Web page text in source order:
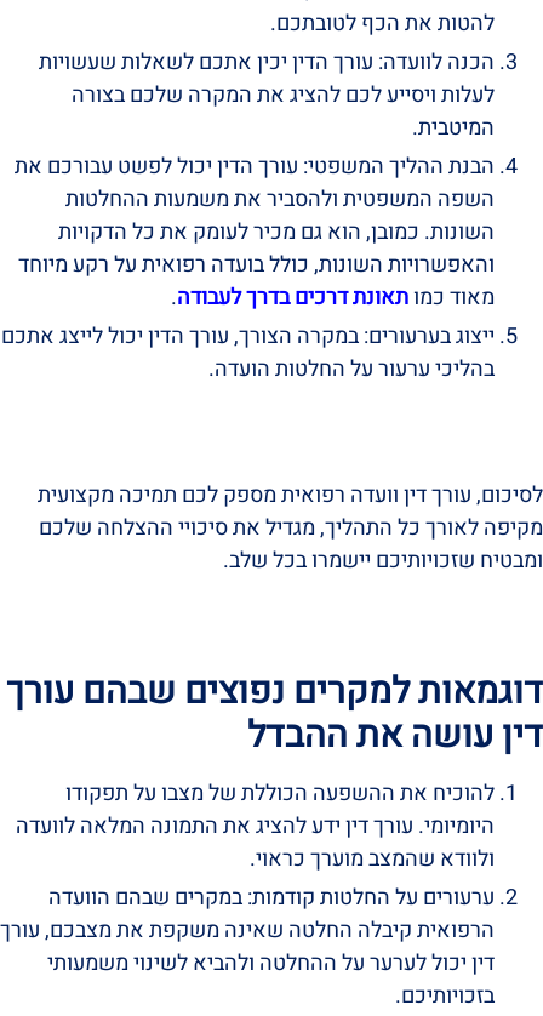
להטות את הכף לטובתכם.
הכנה לוועדה: עורך הדין יכין אתכם לשאלות שעשויות
לעלות ויסייע לכם להציג את המקרה שלכם בצורה
המיטבית.
הבנת ההליך המשפטי: עורך הדין יכול לפשט עבורכם את
השפה המשפטית ולהסביר את משמעות ההחלטות
השונות. כמובן, הוא גם מכיר לעומק את כל הדקויות
והאפשרויות השונות, כולל בועדה רפואית על רקע מיוחד
מאוד כמותאונת דרכים בדרך לעבודה.
ייצוג בערעורים: במקרה הצורך, עורך הדין יכול לייצג אתכם
בהליכי ערעור על החלטות הועדה.
לסיכום, עורך דין וועדה רפואית מספק לכם תמיכה מקצועית
מקיפה לאורך כל התהליך, מגדיל את סיכויי ההצלחה שלכם
ומבטיח שזכויותיכם יישמרו בכל שלב.
דוגמאות למקרים נפוצים שבהם עורך
דין עושה את ההבדל
להוכיח את ההשפעה הכוללת של מצבו על תפקודו
היומיומי. עורך דין ידע להציג את התמונה המלאה לוועדה
ולוודא שהמצב מוערך כראוי.
ערעורים על החלטות קודמות: במקרים שבהם הוועדה
הרפואית קיבלה החלטה שאינה משקפת את מצבכם, עורך
דין יכול לערער על ההחלטה ולהביא לשינוי משמעותי
בזכויותיכם.